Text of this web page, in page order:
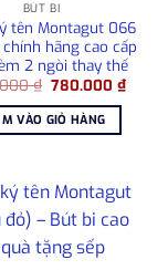
BÚT BI
tên Montagut 066
hãng cao cấp
2 ngòi thay thế
₫ Giá
là:
1.080.000 ₫.
780.000₫Giá
hiện
VÀO GIỎ HÀNG